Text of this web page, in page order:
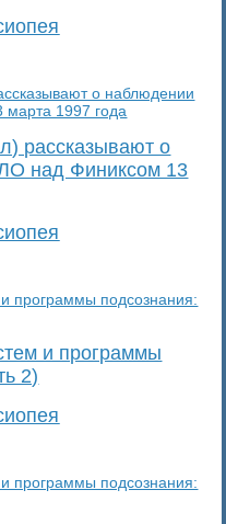
рассказывают о
над Финиксом 13
и программы
2)